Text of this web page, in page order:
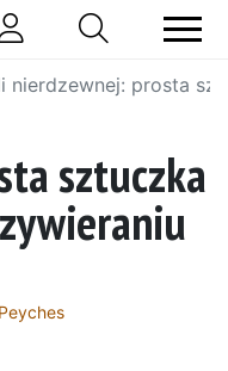
nierdzewnej: prosta
sztuczka